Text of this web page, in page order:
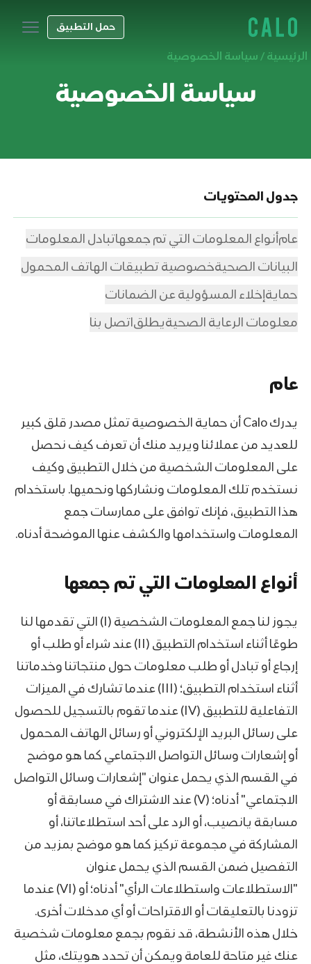
حمل التطبيق
الرئيسية / سياسة الخصوصية
سياسة الخصوصية
جدول المحتويات
عامأنواع المعلومات التي تم جمعهاتبادل المعلومات
البيانات الصحيةخصوصية تطبيقات الهاتف المحمول
حمايةإخلاء المسؤولية عن الضمانات
معلومات الرعاية الصحيةيطلقاتصل بنا
عام
يدرك Calo أن حماية الخصوصية تمثل مصدر قلق كبير
للعديد من عملائنا ويريد منك أن تعرف كيف نحصل
على المعلومات الشخصية من خلال التطبيق وكيف
نستخدم تلك المعلومات ونشاركها ونحميها. باستخدام
هذا التطبيق، فإنك توافق على ممارسات جمع
المعلومات واستخدامها والكشف عنها الموضحة أدناه.
أنواع المعلومات التي تم جمعها
يجوز لنا جمع المعلومات الشخصية (I) التي تقدمها لنا
طوعًا أثناء استخدام التطبيق (II) عند شراء أو طلب أو
إرجاع أو تبادل أو طلب معلومات حول منتجاتنا وخدماتنا
أثناء استخدام التطبيق؛ (III) عندما تشارك في الميزات
التفاعلية للتطبيق (IV) عندما تقوم بالتسجيل للحصول
على رسائل البريد الإلكتروني أو رسائل الهاتف المحمول
أو إشعارات وسائل التواصل الاجتماعي كما هو موضح
في القسم الذي يحمل عنوان "إشعارات وسائل التواصل
الاجتماعي" أدناه؛ (V) عند الاشتراك في مسابقة أو
مسابقة يانصيب، أو الرد على أحد استطلاعاتنا، أو
المشاركة في مجموعة تركيز كما هو موضح بمزيد من
التفصيل ضمن القسم الذي يحمل عنوان
"الاستطلاعات واستطلاعات الرأي" أدناه؛ أو (VI) عندما
تزودنا بالتعليقات أو الاقتراحات أو أي مدخلات أخرى.
خلال هذه الأنشطة، قد نقوم بجمع معلومات شخصية
عنك غير متاحة للعامة ويمكن أن تحدد هويتك، مثل